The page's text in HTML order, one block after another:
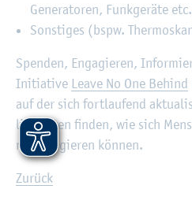
Ge­ne­ra­to­ren, Funk­ge­rä­te
Sons­ti­ges (bspw.
Spen­den, En­ga­gie­ren,
In­itia­ti­ve Leave No One Be­hind
auf der sich fort­lau­fend
lich­kei­ten fin­den, wie sich
ne en­ga­gie­ren kön­nen.
Zu­rück